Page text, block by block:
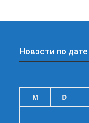
Новости по дате
M D